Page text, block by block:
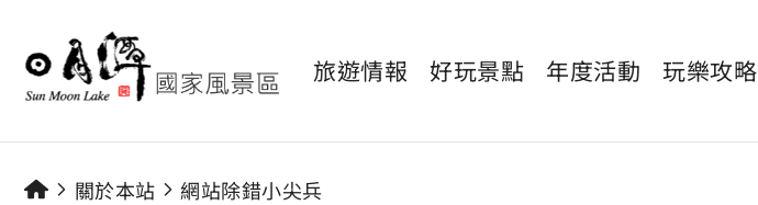
旅遊情報 好玩景點 年度活動 玩樂攻略
關於本站 網站除錯小尖兵